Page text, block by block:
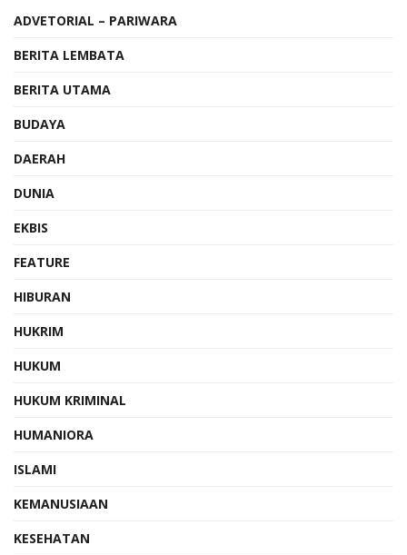
ADVETORIAL – PARIWARA
BERITA LEMBATA
BERITA UTAMA
BUDAYA
DAERAH
DUNIA
EKBIS
FEATURE
HIBURAN
HUKRIM
HUKUM
HUKUM KRIMINAL
HUMANIORA
ISLAMI
KEMANUSIAAN
KESEHATAN